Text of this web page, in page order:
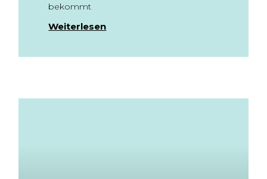
bekommt
Weiterlesen